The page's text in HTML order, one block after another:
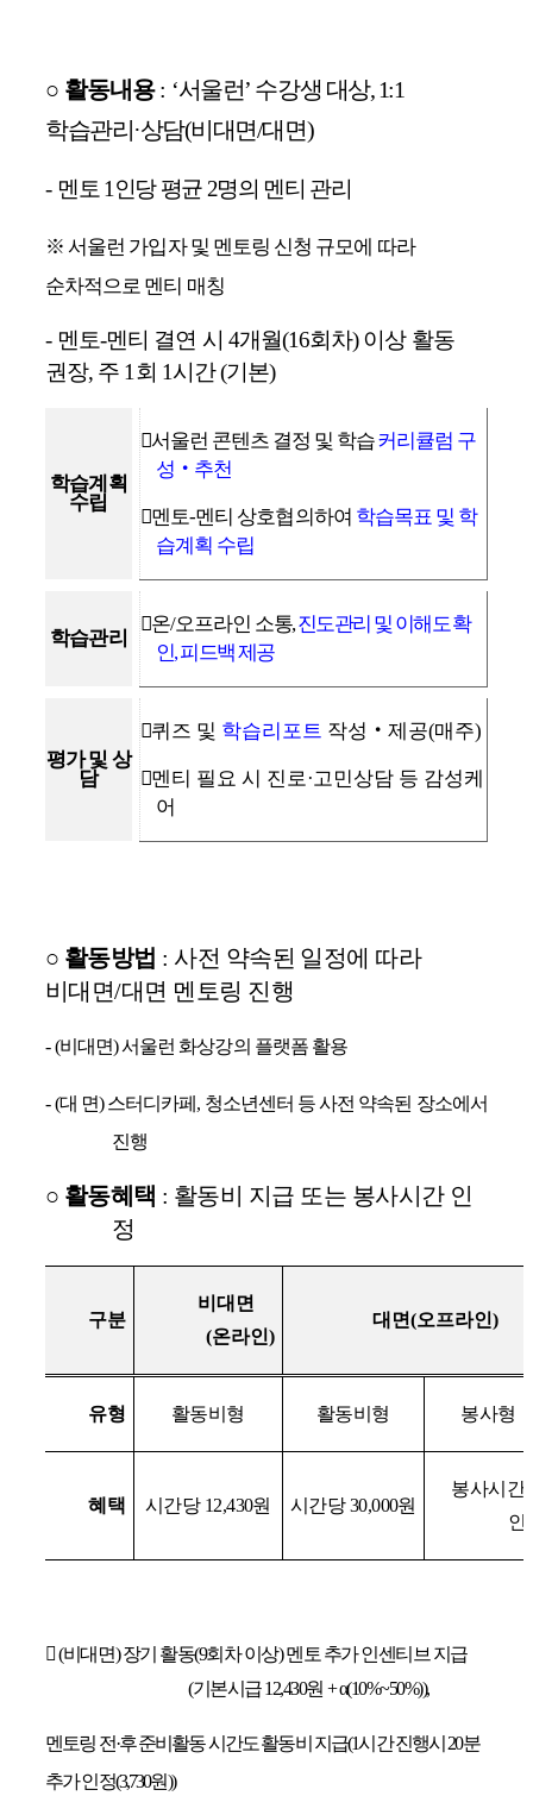
○ 활동내용 : ‘서울런’ 수강생 대상, 1:1
학습관리 ·상담(비대면/대면)
- 멘토 1 인당 평균 2명의 멘티 관리
※ 서울런 가입자 및 멘토링 신청 규모에 따라
순차적으로 멘티 매칭
- 멘토-멘티 결연 시 4개월(16회차)이상 활동
권장, 주 1 회 1시간(기본)
학습계획
수립
󰋯서울런 콘텐츠 결정 및 학습커리큘럼 구
성 ‧ 추천
󰋯멘토-멘티 상호협의하여 학습목표 및 학
습계획 수립
학습관리
󰋯온/오프라인 소통,진도관리 및 이해도 확
인,피드백 제공
평가 및 상
담
󰋯퀴즈 및 학습리포트 작성 ‧ 제공(매주)
󰋯멘티 필요 시 진로·고민상담 등 감성케
어
○ 활동방법 : 사전 약속된 일정에 따라
비대면/대면 멘토링 진행
-(비대면)서울런 화상강의 플랫폼 활용
-(대 면)스터디카페 , 청소년센터 등 사전 약속된 장소에서
진행
○ 활동혜택 : 활동비 지급 또는 봉사시간 인
정
구분
비대면
(온라인)
대면(오프라인)
유형 활동비형 활동비형 봉사형
혜택 시간당 12,430원 시간당30,000원
봉사시간
인
󰋻(비대면)장기 활동(9회차 이상)멘토 추가 인센티브 지급
(기본시급12,430원 +α(10%~50%)),
멘토링 전·후 준비활동 시간도 활동비 지급(1시간 진행시 20분
추가 인정(3,730원))